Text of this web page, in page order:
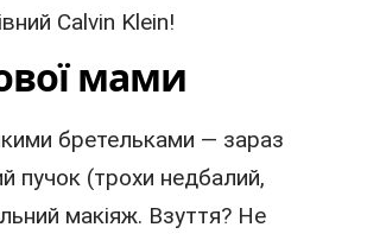
Calvin Klein!
мами
бретельками — зараз
пучок (трохи недбалий,
макіяж. Взуття? Не